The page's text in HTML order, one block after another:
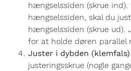
hængselssiden (skrue
hængselssiden, skal du
hængselssiden (skrue ud).
for at holde døren parallel
Juster i dybden (klemfals)
justeringsskrue (nogle